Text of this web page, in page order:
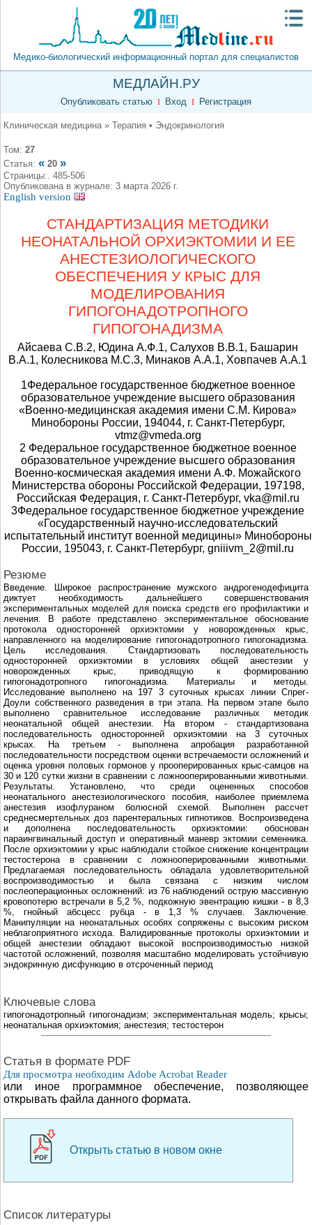
Медико-биологический информационный портал для специалистов
МЕДЛАЙН.РУ
Опубликовать статью Вход Регистрация
Клиническая медицина » Терапия • Эндокринология
Том: 27
Статья: « 20 »
Страницы:. 485-506
Опубликована в журнале: 3 марта 2026 г.
English version
СТАНДАРТИЗАЦИЯ МЕТОДИКИ
НЕОНАТАЛЬНОЙ ОРХИЭКТОМИИ И ЕЕ
АНЕСТЕЗИОЛОГИЧЕСКОГО
ОБЕСПЕЧЕНИЯ У КРЫС ДЛЯ
МОДЕЛИРОВАНИЯ
ГИПОГОНАДОТРОПНОГО
ГИПОГОНАДИЗМА
Айсаева С.В.2, Юдина А.Ф.1, Салухов В.В.1, Башарин
В.А.1, Колесникова М.С.3, Минаков А.А.1, Ховпачев А.А.1
1Федеральное государственное бюджетное военное
образовательное учреждение высшего образования
«Военно-медицинская академия имени С.М. Кирова»
Минобороны России, 194044, г. Санкт-Петербург,
vtmz@vmeda.org
2 Федеральное государственное бюджетное военное
образовательное учреждение высшего образования
Военно-космическая академия имени А.Ф. Можайского
Министерства обороны Российской Федерации, 197198,
Российская Федерация, г. Санкт-Петербург, vka@mil.ru
3Федеральное государственное бюджетное учреждение
«Государственный научно-исследовательский
испытательный институт военной медицины» Минобороны
России, 195043, г. Санкт-Петербург, gniiivm_2@mil.ru
Резюме
Введение. Широкое распространение мужского андрогенодефицита
диктует необходимость дальнейшего совершенствования
экспериментальных моделей для поиска средств его профилактики и
лечения. В работе представлено экспериментальное обоснование
протокола односторонней орхиэктомии у новорождeнных крыс,
направленного на моделирование гипогонадотропного гипогонадизма.
Цель исследования. Стандартизовать последовательность
односторонней орхиэктомии в условиях общей анестезии у
новорождeнных крыс, приводящую к формированию
гипогонадотропного гипогонадизма. Материалы и методы.
Исследование выполнено на 197 3 суточных крысах линии Спрег-
Доули собственного разведения в три этапа. На первом этапе было
выполнено сравнительное исследование различных методик
неонатальной общей анестезии. На втором - стандартизована
последовательность односторонней орхиэктомии на 3 суточных
крысах. На третьем - выполнена апробация разработанной
последовательности посредством оценки встречаемости осложнений и
оценка уровня половых гормонов у прооперированных крыс-самцов на
30 и 120 сутки жизни в сравнении с ложнооперированными животными.
Результаты. Установлено, что среди оцененных способов
неонатального анестезиологического пособия, наиболее приемлема
анестезия изофлураном болюсной схемой. Выполнен рассчет
среднесмертельных доз парентеральных гипнотиков. Воспроизведена
и дополнена последовательность орхиэктомии: обоснован
параингвинальный доступ и оперативный манeвр эктомии семенника.
После орхиэктомии у крыс наблюдали стойкое снижение концентрации
тестостерона в сравнении с ложнооперированными животными.
Предлагаемая последовательность обладала удовлетворительной
воспроизводимостью и была связана с низким числом
послеоперационных осложнений: из 76 наблюдений острую массивную
кровопотерю встречали в 5,2 %, подкожную эвентрацию кишки - в 8,3
%, гнойный абсцесс рубца - в 1,3 % случаев. Заключение.
Манипуляции на неонатальных особях сопряжены с высоким риском
неблагоприятного исхода. Валидированные протоколы орхиэктомии и
общей анестезии обладают высокой воспроизводимостью низкой
частотой осложнений, позволяя масштабно моделировать устойчивую
эндокринную дисфункцию в отсроченный период
Ключевые слова
гипогонадотропный гипогонадизм; экспериментальная модель; крысы;
неонатальная орхиэктомия; анестезия; тестостерон
Cтатья в формате PDF
Для просмотра необходим Adobe Acrobat Reader
или иное программное обеспечение, позволяющее
открывать файла данного формата.
Открыть статью в новом окне
Список литературы